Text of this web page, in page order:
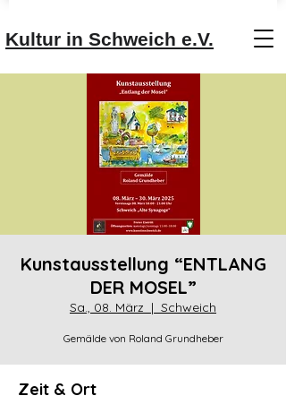
Kultur in Schweich e.V.
Kunstausstellung “ENTLANG
DER MOSEL”
Sa., 08. März
  |
Schweich
Gemälde von Roland Grundheber
Zeit & Ort